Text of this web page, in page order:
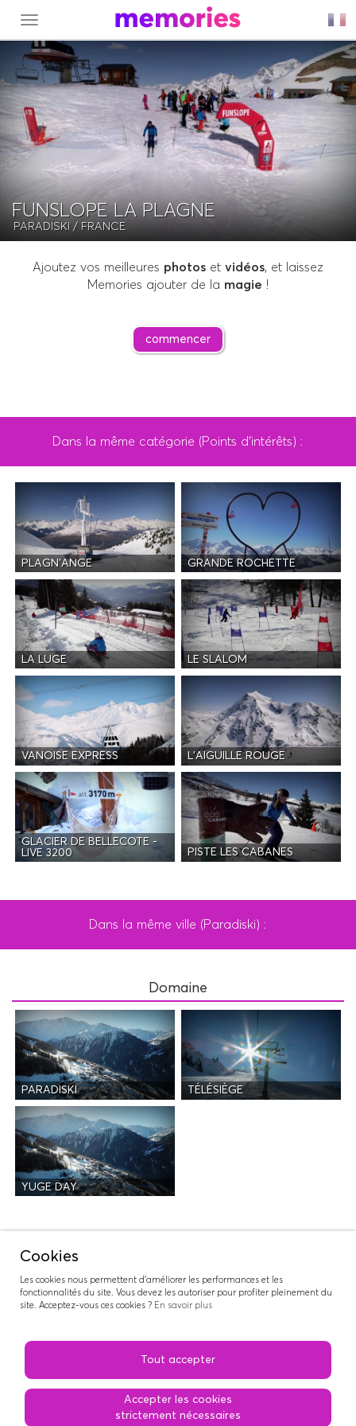
MENU
FUNSLOPE LA PLAGNE
PARADISKI / FRANCE
Ajoutez vos meilleures photos et vidéos, et laissez
Memories ajouter de la magie !
commencer
Dans la même catégorie (Points d'intérêts) :
PLAGN'ANGE GRANDE ROCHETTE
LA LUGE LE SLALOM
VANOISE EXPRESS L'AIGUILLE ROUGE
GLACIER DE BELLECOTE -
LIVE 3200
PISTE LES CABANES
Dans la même ville (Paradiski) :
Domaine
PARADISKI TÉLÉSIÈGE
YUGE DAY
RIDERS NATION
Cookies
Les cookies nous permettent d'améliorer les performances et les
fonctionnalités du site. Vous devez les autoriser pour profiter pleinement du
site. Acceptez-vous ces cookies ? En savoir plus
Tout accepter
Accepter les cookies
strictement nécessaires